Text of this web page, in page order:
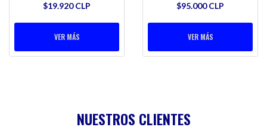
$19.920 CLP
VER MÁS
$95.000 CLP
VER MÁS
NUESTROS CLIENTES